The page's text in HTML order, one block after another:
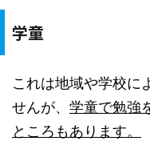
学童
これは地域や学校に
せんが、 学童で勉強
ところもあります。